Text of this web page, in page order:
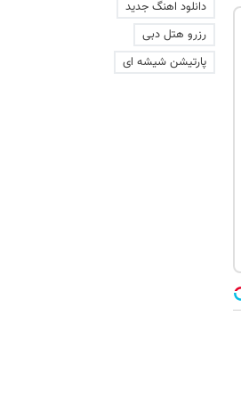
دانلود اهنگ جدید
رزرو هتل دبی
پارتیشن شیشه ای